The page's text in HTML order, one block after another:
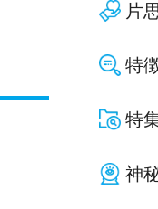
片
特
特
神